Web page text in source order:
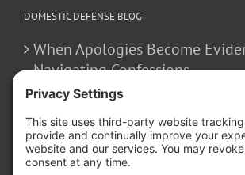
DOMESTIC DEFENSE BLOG
When Apologies Become
Navigating Confessions
How False Allegations Can Be
in Divorce Cases
February 23, 2026